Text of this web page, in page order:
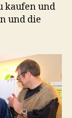
kaufen und
und die